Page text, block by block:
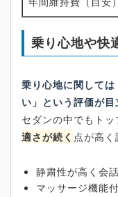
乗り心地や快
乗り心地に関して
い」という評価が目
セダンの中でもトッ
適さが続く 点が高く
静粛性が高く会
マッサージ機能